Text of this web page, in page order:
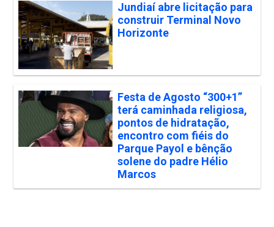
Jundiaí abre licitação para
construir Terminal Novo
Horizonte
Festa de Agosto “300+1”
terá caminhada religiosa,
pontos de hidratação,
encontro com fiéis do
Parque Payol e bênção
solene do padre Hélio
Marcos